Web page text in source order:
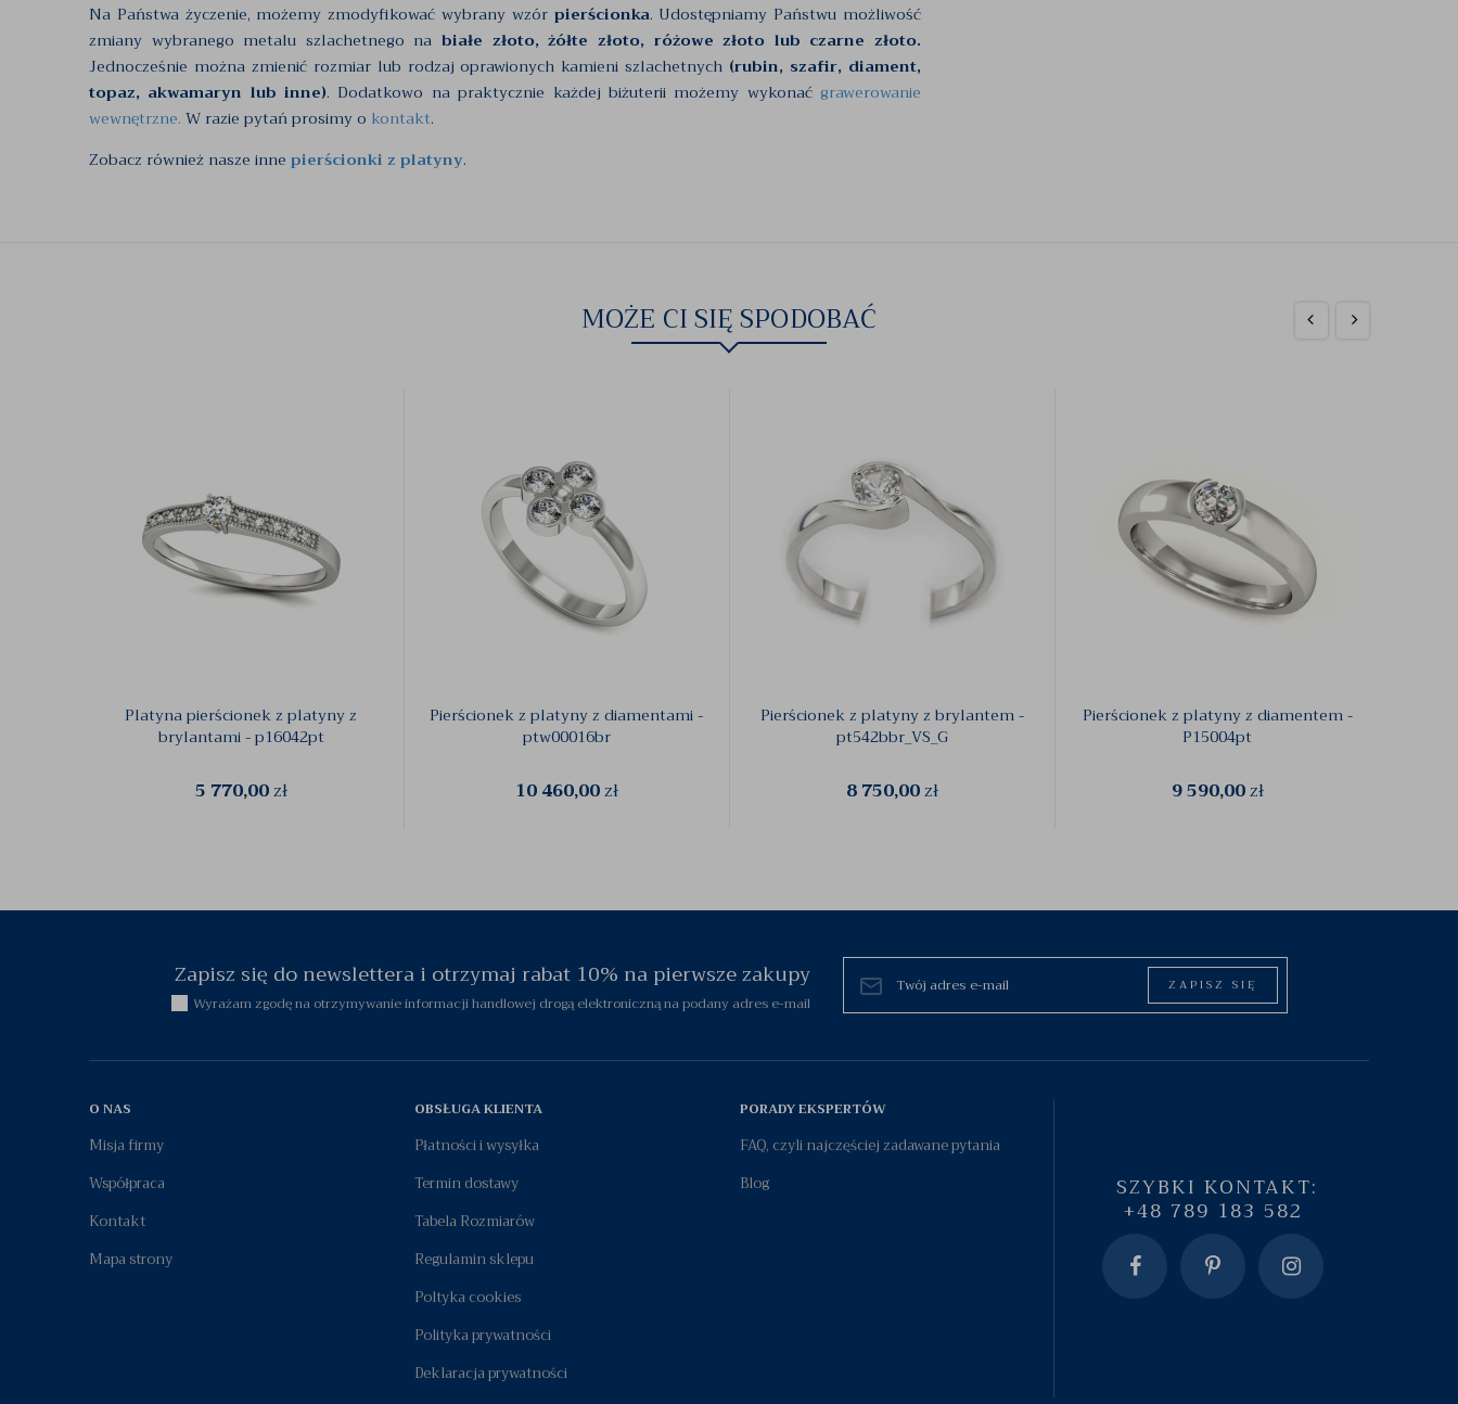
Na Państwa życzenie, możemy zmodyfikować wybrany wzór pierścionka. Udostępniamy Państwu możliwość
zmiany wybranego metalu szlachetnego nabiałe złoto, żółte złoto, różowe złoto lub czarne złoto.
Jednocześnie można zmienić rozmiar lub rodzaj oprawionych kamieni szlachetnych (rubin, szafir, diament,
topaz, akwamaryn lub inne). Dodatkowo na praktycznie każdej biżuterii możemy wykonać grawerowanie
wewnętrzne. W razie pytań prosimy o kontakt.
Zobacz również nasze inne pierścionki z platyny.
MOŻE CI SIĘ SPODOBAĆ
Platyna pierścionek z platyny z
brylantami - p16042pt
5 770,00zł
Pierścionek z platyny z diamentami -
ptw00016br
10 460,00zł
Pierścionek z platyny z brylantem -
pt542bbr_VS_G
8 750,00zł
Pierścionek z platyny z diamentem -
P15004pt
9 590,00zł
Zapisz się do newslettera i otrzymaj rabat 10% na pierwsze zakupy
Wyrażam zgodę na otrzymywanie informacji handlowej drogą elektroniczną na podany adres e-mail
ZAPISZ SIĘ
O NAS
Misja firmy
Współpraca
Kontakt
Mapa strony
OBSŁUGA KLIENTA
Płatności i wysyłka
Termin dostawy
Tabela Rozmiarów
Regulamin sklepu
Poltyka cookies
Polityka prywatności
Deklaracja prywatności
PORADY EKSPERTÓW
FAQ, czyli najczęściej zadawane pytania
Blog
SZYBKI KONTAKT:
+48 789 183 582